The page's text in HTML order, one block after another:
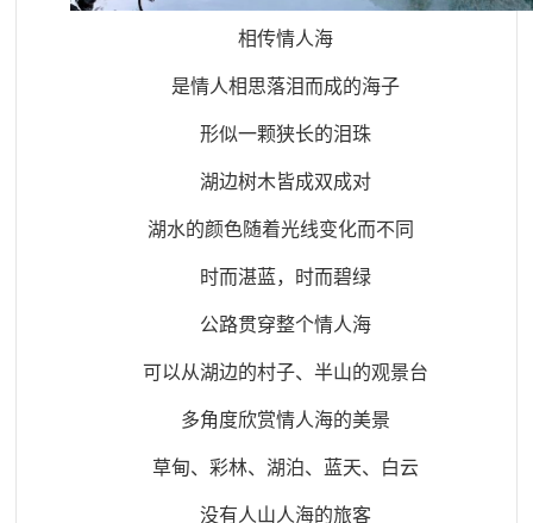
相传情人海
是情人相思落泪而成的海子
形似一颗狭长的泪珠
湖边树木皆成双成对
湖水的颜色随着光线变化而不同
时而湛蓝，时而碧绿
公路贯穿整个情人海
可以从湖边的村子、半山的观景台
多角度欣赏情人海的美景
草甸、彩林、湖泊、蓝天、白云
没有人山人海的旅客